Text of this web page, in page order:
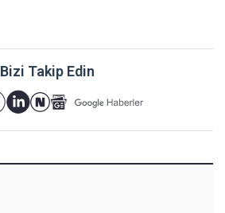
Bizi Takip Edin